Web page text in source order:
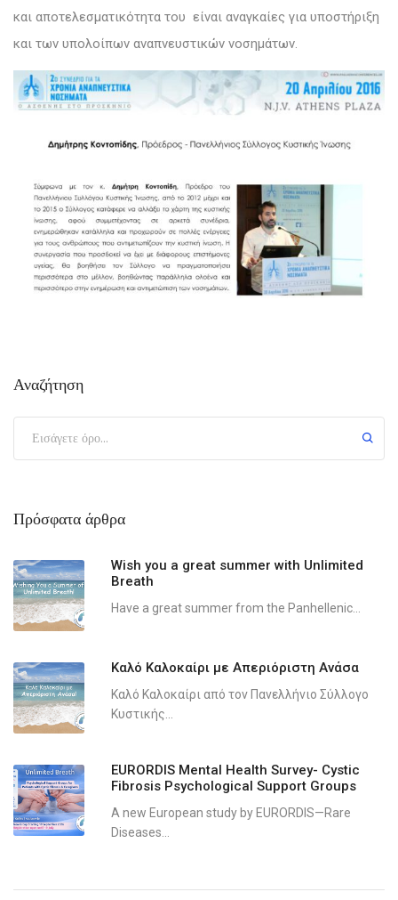
και αποτελεσματικότητα του είναι αναγκαίες για υποστήριξη
και των υπολοίπων αναπνευστικών νοσημάτων.
Αναζήτηση
Πρόσφατα άρθρα
Wish you a great summer with Unlimited
Breath
Have a great summer from the Panhellenic...
Καλό Καλοκαίρι με Απεριόριστη Ανάσα
Καλό Καλοκαίρι από τον Πανελλήνιο Σύλλογο
Κυστικής...
EURORDIS Mental Health Survey- Cystic
Fibrosis Psychological Support Groups
A new European study by EURORDIS—Rare
Diseases...